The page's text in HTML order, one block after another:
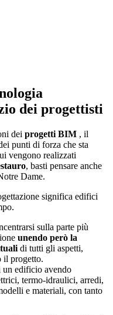
dei progettisti
dei progetti BIM , il
punti di forza che sta
vengono realizzati
, basti pensare anche
Dame.
significa edifici
sulla parte più
unendo però la
di tutti gli aspetti,
il progetto.
un edificio avendo
termo-idraulici, arredi,
e materiali, con tanto